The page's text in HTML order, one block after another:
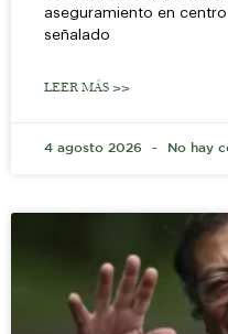
aseguramiento en
señalado
LEER MÁS >>
4 agosto 2026 No hay